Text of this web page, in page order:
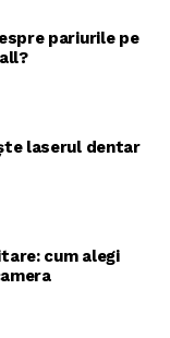
pariurile pe
laserul dentar
cum alegi